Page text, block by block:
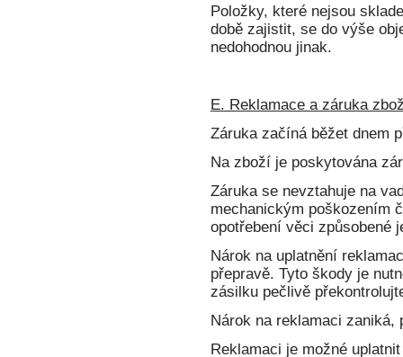
Položky, které nejsou
době zajistit, se do výše
nedohodnou jinak.
E. Reklamace a záruka
Záruka začíná běžet dnem
Na zboží je poskytována
Záruka se nevztahuje na
mechanickým poškozením
opotřebení věci způsobené
Nárok na uplatnění
přepravě. Tyto škody je
zásilku pečlivě
Nárok na reklamaci
Reklamaci je možné